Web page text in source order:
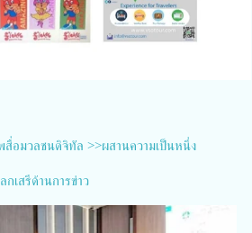
สื่อมวลชนดิจิทัล >>ผสานความเป็นหนึ่ง
กเสรีด้านการข่าว